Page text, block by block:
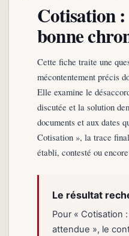
Cotisation
bonne
Cette fiche traite une
mécontentement précis
Elle examine le
discutée et la solution
documents et aux dates
Cotisation », la trace
établi, contesté ou
Le résultat
Pour « Cotisation
attendue », le